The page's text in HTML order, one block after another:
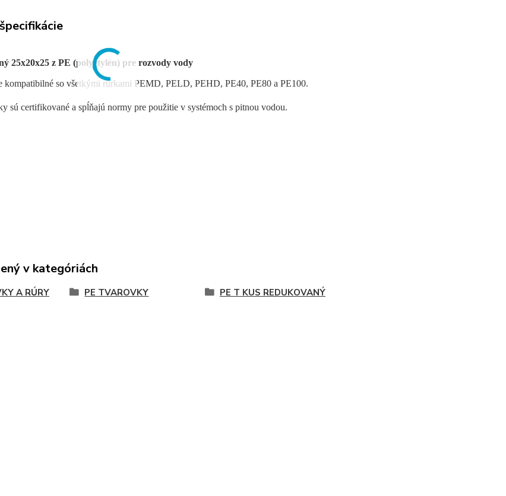
25x20x25 z PE (polyetylén) pre rozvody vody
kompatibilné so všetkými rúrkami PEMD, PELD, PEHD, PE40, PE80 a PE100.
sú certifikované a spĺňajú normy pre použitie v systémoch s pitnou vodou.
v kategóriách
A RÚRY PE TVAROVKY PE T KUS REDUKOVANÝ